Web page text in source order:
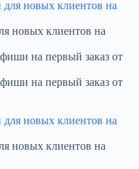
новых клиентов на
на первый заказ от
на первый заказ от
новых клиентов на